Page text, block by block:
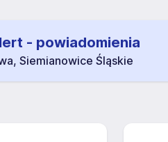
- powiadomienia
Siemianowice Śląskie